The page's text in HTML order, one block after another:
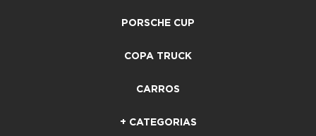
PORSCHE CUP
COPA TRUCK
CARROS
+ CATEGORIAS